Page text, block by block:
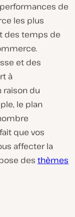
de
les plus
des temps de
et des
à
raison du
le plan
que vos
affecter la
des thèmes